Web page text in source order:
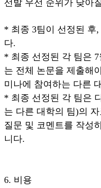
선발 우선 순위가 낮아
* 최종 3팀이 선정된 후
다.
* 최종 선정된 각 팀은
는 전체 논문을 제출해
미나에 참여하는 다른
* 최종 선정된 각 팀은
는 다른 대학의 팀)의
질문 및 코멘트를 작성
니다.
6. 비용